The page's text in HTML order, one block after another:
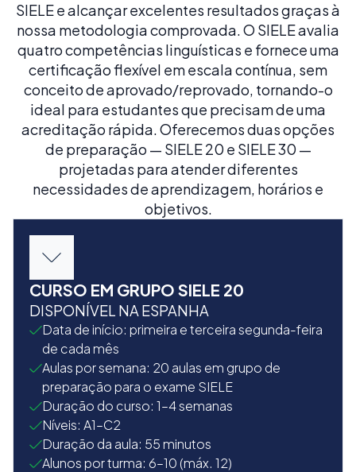
SIELE e alcançar excelentes resultados graças à
nossa metodologia comprovada. O SIELE avalia
quatro competências linguísticas e fornece uma
certificação flexível em escala contínua, sem
conceito de aprovado/reprovado, tornando-o
ideal para estudantes que precisam de uma
acreditação rápida. Oferecemos duas opções
de preparação — SIELE 20 e SIELE 30 —
projetadas para atender diferentes
necessidades de aprendizagem, horários e
objetivos.
CURSO EM GRUPO SIELE 20
DISPONÍVEL NA ESPANHA
Data de início: primeira e terceira segunda-feira
de cada mês
Aulas por semana: 20 aulas em grupo de
preparação para o exame SIELE
Duração do curso: 1–4 semanas
Níveis: A1–C2
Duração da aula: 55 minutos
Alunos por turma: 6–10 (máx. 12)